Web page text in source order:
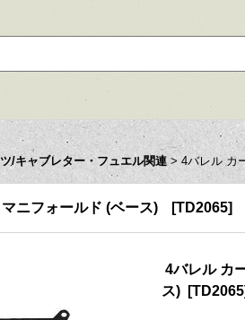
/キャブレター・フュエル関連 > 4バレル カ
ニフォールド (ベース) [TD2065]
4バレル カ
ス)
[TD2065